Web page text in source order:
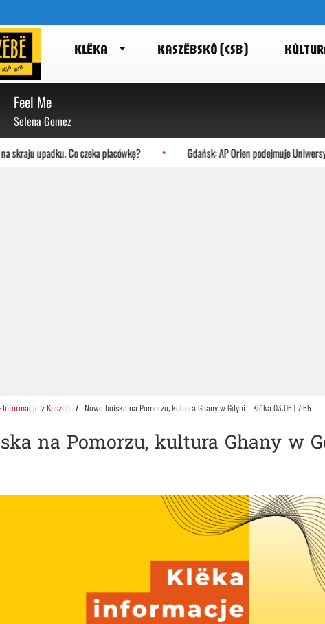
KLËKA KASZËBSKÔ (CSB)
Feel Me
Selena Gomez
upadku. Co czeka placówkę? Gdańsk: AP Orlen podejmuje
Informacje z Kaszub Nowe boiska na Pomorzu, kultura Ghany w Gdyni – Klëka 03.06 | 7:55
na Pomorzu, kultura Ghany w